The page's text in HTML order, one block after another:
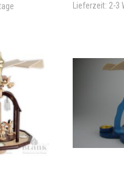
Lieferzeit: 2-3